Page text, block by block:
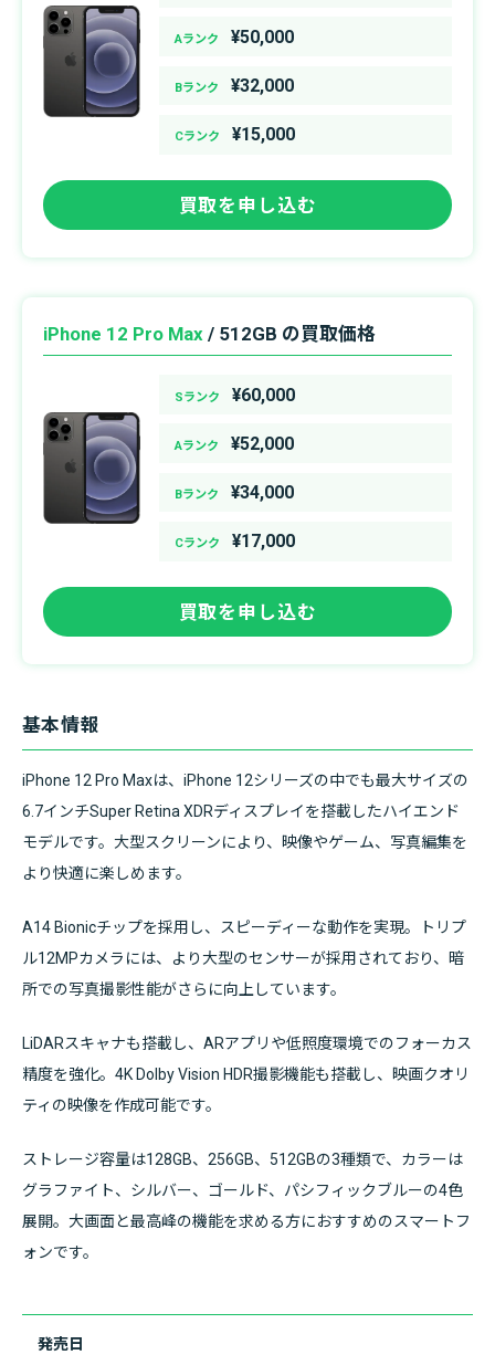
Aランク ¥50,000
Bランク ¥32,000
Cランク ¥15,000
買取を申し込む
iPhone 12 Pro Max / 512GB の買取価格
Sランク ¥60,000
Aランク ¥52,000
Bランク ¥34,000
Cランク ¥17,000
買取を申し込む
基本情報
iPhone 12 Pro Maxは、iPhone 12シリーズの中でも最大サイズの
6.7インチSuper Retina XDRディスプレイを搭載したハイエンド
モデルです。大型スクリーンにより、映像やゲーム、写真編集を
より快適に楽しめます。
A14 Bionicチップを採用し、スピーディーな動作を実現。トリプ
ル12MPカメラには、より大型のセンサーが採用されており、暗
所での写真撮影性能がさらに向上しています。
LiDARスキャナも搭載し、ARアプリや低照度環境でのフォーカス
精度を強化。4K Dolby Vision HDR撮影機能も搭載し、映画クオリ
ティの映像を作成可能です。
ストレージ容量は128GB、256GB、512GBの3種類で、カラーは
グラファイト、シルバー、ゴールド、パシフィックブルーの4色
展開。大画面と最高峰の機能を求める方におすすめのスマートフ
ォンです。
発売日